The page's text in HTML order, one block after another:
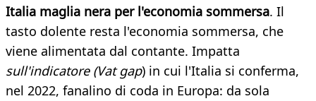
Italia maglia nera per l'economia sommersa. Il
tasto dolente resta l'economia sommersa, che
viene alimentata dal contante. Impatta
sull'indicatore (Vat gap) in cui l'Italia si conferma,
nel 2022, fanalino di coda in Europa: da sola